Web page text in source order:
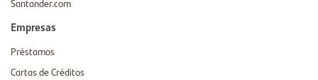
Santander.com
Empresas
Préstamos
Cartas de Créditos